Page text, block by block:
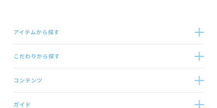
アイテムから探す
こだわりから探す
コンテンツ
ガイド